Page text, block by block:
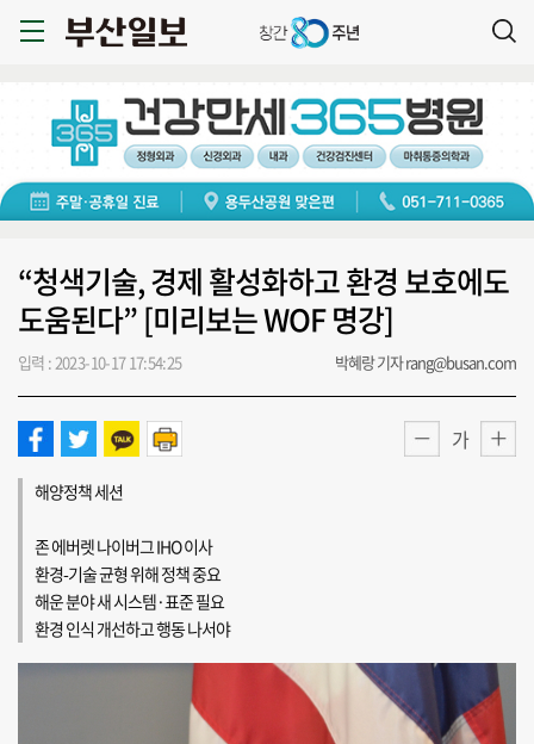
“청색기술, 경제 활성화하고 환경 보호에도
도움된다” [미리보는 WOF 명강]
입력 : 2023-10-17 17:54:25 박혜랑 기자 rang@busan.com
가
해양정책 세션
존 에버렛 나이버그 IHO 이사
환경-기술 균형 위해 정책 중요
해운 분야 새 시스템·표준 필요
환경 인식 개선하고 행동 나서야